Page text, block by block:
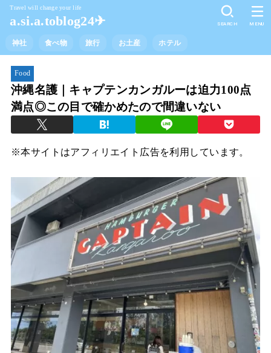
Travel will change your life
a.si.a.toblog24✈︎
神社 食べ物 旅行 お土産 ホテル
SEARCH MENU
Food
沖縄名護｜キャプテンカンガルーは迫力100点
満点◎この目で確かめたので間違いない
※本サイトはアフィリエイト広告を利用しています。